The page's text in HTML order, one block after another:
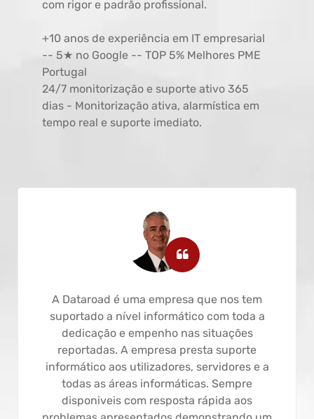
com rigor e padrão profissional.
+10 anos de experiência em IT empresarial
-- 5★ no Google -- TOP 5% Melhores PME
Portugal
24/7 monitorização e suporte ativo 365
dias - Monitorização ativa, alarmística em
tempo real e suporte imediato.
A Dataroad é uma empresa que nos tem
suportado a nível informático com toda a
dedicação e empenho nas situações
reportadas. A empresa presta suporte
informático aos utilizadores, servidores e a
todas as áreas informáticas. Sempre
disponiveis com resposta rápida aos